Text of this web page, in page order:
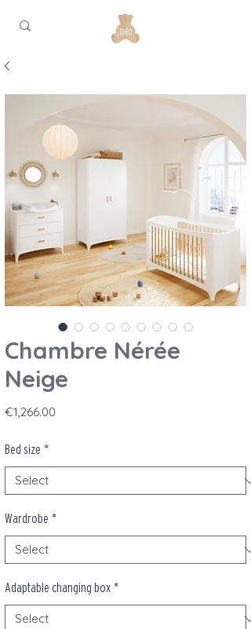
Chambre Nérée
Neige
€1,266.00
Bed size *
Wardrobe *
Adaptable changing box *